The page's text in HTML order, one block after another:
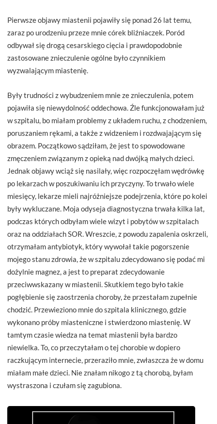
Pierwsze objawy miastenii pojawiły się ponad 26 lat temu,
zaraz po urodzeniu przeze mnie córek bliźniaczek. Poród
odbywał się drogą cesarskiego cięcia i prawdopodobnie
zastosowane znieczulenie ogólne było czynnikiem
wyzwalającym miastenię.
Były trudności z wybudzeniem mnie ze znieczulenia, potem
pojawiła się niewydolność oddechowa. Źle funkcjonowałam już
w szpitalu, bo miałam problemy z układem ruchu, z chodzeniem,
poruszaniem rękami, a także z widzeniem i rozdwajającym się
obrazem. Początkowo sądziłam, że jest to spowodowane
zmęczeniem związanym z opieką nad dwójką małych dzieci.
Jednak objawy wciąż się nasilały, więc rozpoczęłam wędrówkę
po lekarzach w poszukiwaniu ich przyczyny. To trwało wiele
miesięcy, lekarze mieli najróżniejsze podejrzenia, które po kolei
były wykluczane. Moja odyseja diagnostyczna trwała kilka lat,
podczas których odbyłam wiele wizyt i pobytów w szpitalach
oraz na oddziałach SOR. Wreszcie, z powodu zapalenia oskrzeli,
otrzymałam antybiotyk, który wywołał takie pogorszenie
mojego stanu zdrowia, że w szpitalu zdecydowano się podać mi
dożylnie magnez, a jest to preparat zdecydowanie
przeciwwskazany w miastenii. Skutkiem tego było takie
pogłębienie się zaostrzenia choroby, że przestałam zupełnie
chodzić. Przewieziono mnie do szpitala klinicznego, gdzie
wykonano próby miasteniczne i stwierdzono miastenię. W
tamtym czasie wiedza na temat miastenii była bardzo
niewielka. To, co przeczytałam o tej chorobie w dopiero
raczkującym internecie, przeraziło mnie, zwłaszcza że w domu
miałam małe dzieci. Nie znałam nikogo z tą chorobą, byłam
wystraszona i czułam się zagubiona.